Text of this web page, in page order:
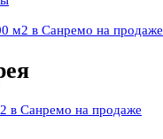
м2 в Санремо на продаже